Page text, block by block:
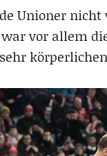
Unioner
war vor allem